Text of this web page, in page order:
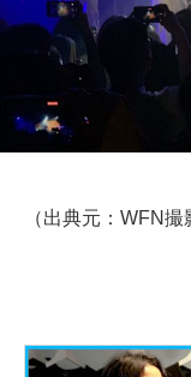
（出典元：WFN撮